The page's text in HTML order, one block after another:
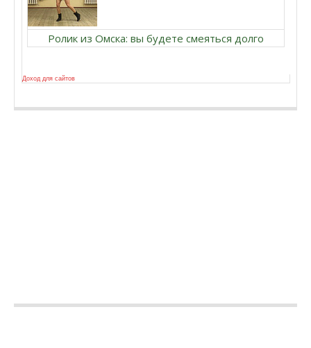
Ролик из Омска: вы будете смеяться долго
Доход для сайтов